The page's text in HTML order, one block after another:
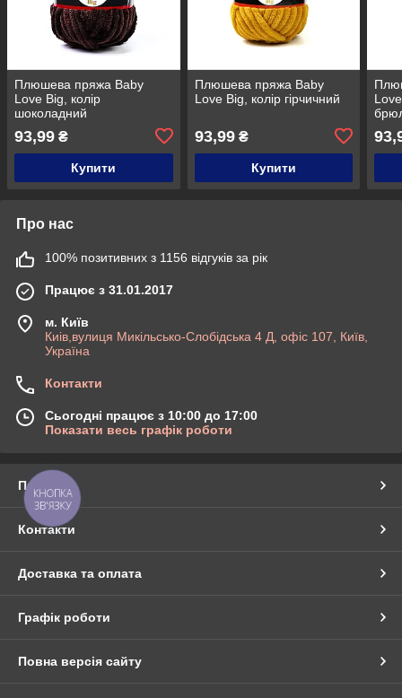
Плюшева пряжа Baby
Love Big, колір
шоколадний
93,99 ₴
Купити
Плюшева пряжа Baby
Love Big, колір гірчичний
93,99₴
Купити
Про нас
100% позитивних з 1156 відгуків за рік
Працює з 31.01.2017
м. Київ
Киів,вулиця Микільсько-Слобідська 4 Д, офіс 107, Київ,
Україна
Контакти
Сьогодні працює з 10:00 до 17:00
Показати весь графік роботи
Про нас
Контакти
Доставка та оплата
Графік роботи
Повна версія сайту
КНОПКА
ЗВ'ЯЗКУ